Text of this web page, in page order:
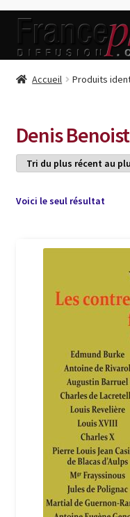
Aller
la
Aller
contenu
Accueil
Conditions de Vente
Connection
Listes d’Envies
Livres de Philippe
Newsletter
Nous Contacter
Politique de
Qui sommes-nous ?
Soutien à Philippe
Suivi de la Commande
Accueil Produits
Denis
Voici le seul résultat